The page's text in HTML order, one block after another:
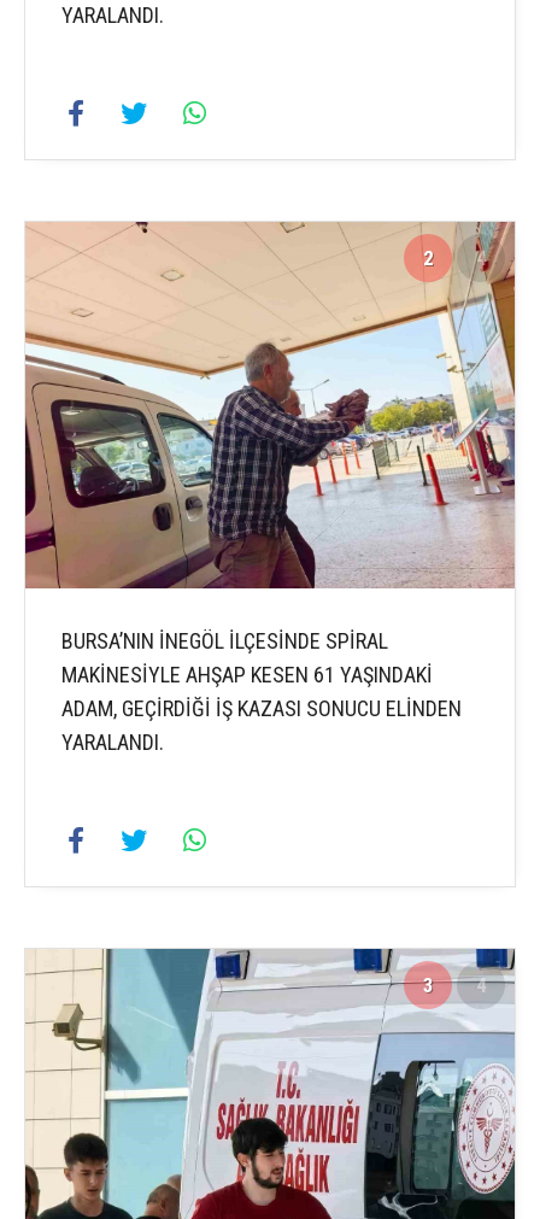
YARALANDI.
2 4
BURSA’NIN İNEGÖL İLÇESİNDE SPİRAL
MAKİNESİYLE AHŞAP KESEN 61 YAŞINDAKİ
ADAM, GEÇİRDİĞİ İŞ KAZASI SONUCU ELİNDEN
YARALANDI.
3 4